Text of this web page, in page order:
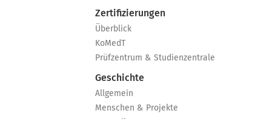
Zertifizierungen
Überblick
KoMedT
Prüfzentrum & Studienzentrale
Geschichte
Allgemein
Menschen & Projekte